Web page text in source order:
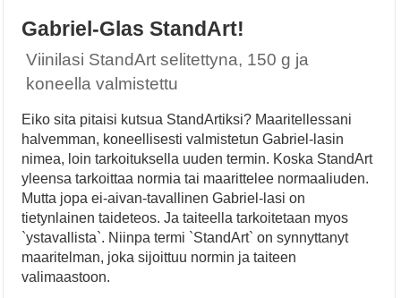
Gabriel-Glas StandArt!
Viinilasi StandArt selitettyna, 150 g ja
koneella valmistettu
Eiko sita pitaisi kutsua StandArtiksi? Maaritellessani
halvemman, koneellisesti valmistetun Gabriel-lasin
nimea, loin tarkoituksella uuden termin. Koska StandArt
yleensa tarkoittaa normia tai maarittelee normaaliuden.
Mutta jopa ei-aivan-tavallinen Gabriel-lasi on
tietynlainen taideteos. Ja taiteella tarkoitetaan myos
`ystavallista`. Niinpa termi `StandArt` on synnyttanyt
maaritelman, joka sijoittuu normin ja taiteen
valimaastoon.